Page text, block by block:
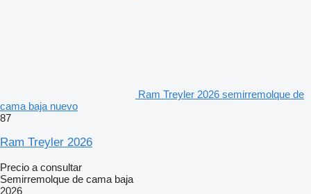
Ram Treyler 2026 semirremolque de
cama baja nuevo
87
Ram Treyler 2026
Precio a consultar
Semirremolque de cama baja
2026